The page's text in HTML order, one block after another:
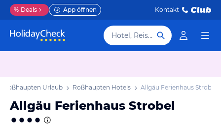
% Deals App öffnen Kontakt
Hotel, Reiseziel
Roßhaupten Urlaub Roßhaupten Hotels Allgäu Ferienhaus Strobel
Allgäu Ferienhaus Strobel